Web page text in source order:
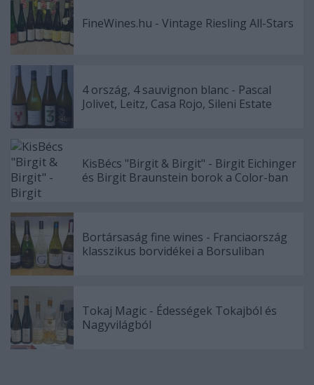
FineWines.hu - Vintage Riesling All-Stars
4 ország, 4 sauvignon blanc - Pascal
Jolivet, Leitz, Casa Rojo, Sileni Estate
KisBécs "Birgit & Birgit" - Birgit Eichinger
és Birgit Braunstein borok a Color-ban
Bortársaság fine wines - Franciaország
klasszikus borvidékei a Borsuliban
Tokaj Magic - Édességek Tokajból és
Nagyvilágból